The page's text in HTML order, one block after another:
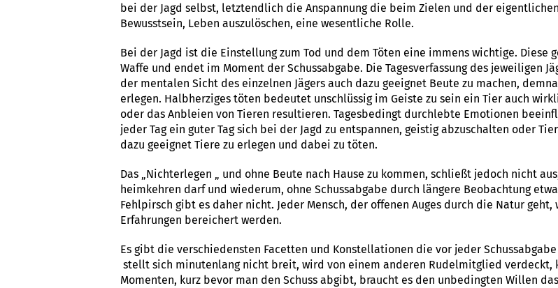
bei der Jagd selbst, letztendlich die Anspannung die beim Zielen und der
Bewusstsein, Leben auszulöschen, eine wesentliche Rolle.
Bei der Jagd ist die Einstellung zum Tod und dem Töten eine immens wichtige.
Waffe und endet im Moment der Schussabgabe. Die Tagesverfassung des jeweiligen
der mentalen Sicht des einzelnen Jägers auch dazu geeignet Beute zu machen,
erlegen. Halbherziges töten bedeutet unschlüssig im Geiste zu sein ein Tier auch
oder das Anbleien von Tieren resultieren. Tagesbedingt durchlebte Emotionen
jeder Tag ein guter Tag sich bei der Jagd zu entspannen, geistig abzuschalten oder
dazu geeignet Tiere zu erlegen und dabei zu töten.
Das „Nichterlegen „ und ohne Beute nach Hause zu kommen, schließt jedoch nicht
heimkehren darf und wiederum, ohne Schussabgabe durch längere Beobachtung
Fehlpirsch gibt es daher nicht. Jeder Mensch, der offenen Auges durch die Natur
Erfahrungen bereichert werden.
Es gibt die verschiedensten Facetten und Konstellationen die vor jeder
stellt sich minutenlang nicht breit, wird von einem anderen Rudelmitglied
Momenten, kurz bevor man den Schuss abgibt, braucht es den unbedingten Willen